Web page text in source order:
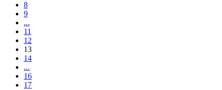
8
9
...
11
12
13
14
...
16
17